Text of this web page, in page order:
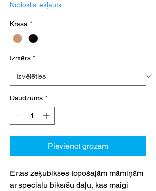
Nodoklis iekļauts
Krāsa *
Izmērs *
Daudzums *
Pievienot grozam
Ērtas zeķubikses topošajām māmiņām
ar speciālu biksīšu daļu, kas maigi